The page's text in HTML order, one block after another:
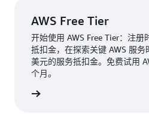
AWS Free Tier
开始使用 AWS Free Tier：注
抵扣金，在探索关键 AWS 服
美元的服务抵扣金。免费试用
个月。